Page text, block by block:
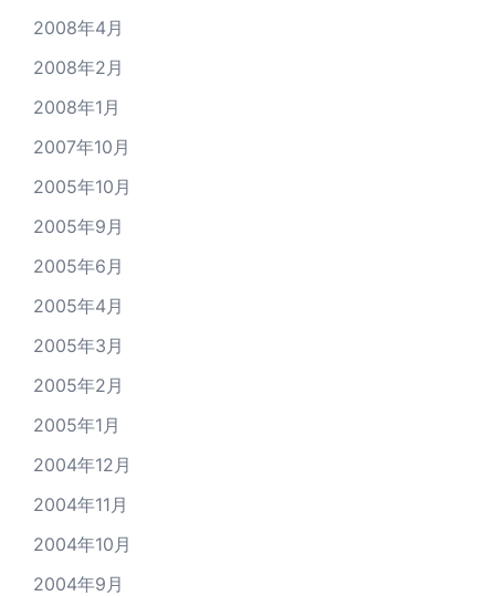
2008年4月
2008年2月
2008年1月
2007年10月
2005年10月
2005年9月
2005年6月
2005年4月
2005年3月
2005年2月
2005年1月
2004年12月
2004年11月
2004年10月
2004年9月